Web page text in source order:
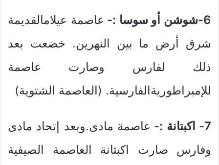
6-شوشن أو سوسا :-
عاصمة عيلامالقديمة
شرق أرض ما بين النهرين. خضعت بعد
ذلك لفارس وصارت عاصمة
للإمبراطوريةالفارسية. (العاصمة الشتوية)
7- اكبتانة :-
عاصمة مادى.وبعد إتحاد مادى
وفارس صارت اكبتانة العاصمة الصيفية